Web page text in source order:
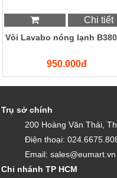
Chi tiết
Vòi Lavabo nóng lạnh
950.000đ
Trụ sở chính
200 Hoàng Văn Thái,
Điện thoại:
Email: sales@eumart.vn
Chi nhánh TP HCM